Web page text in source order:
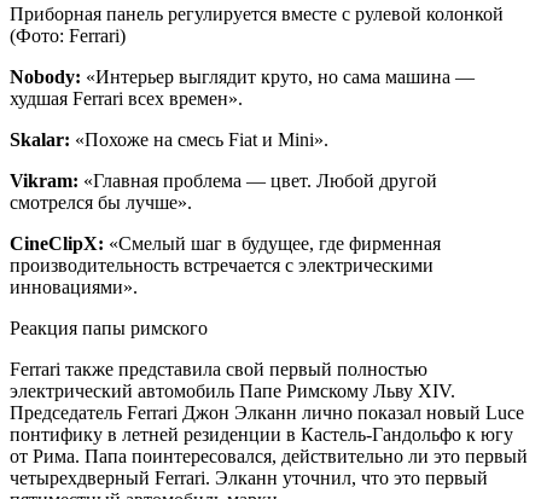
Приборная панель регулируется вместе с рулевой колонкой
(Фото: Ferrari)
Nobody: «Интерьер выглядит круто, но сама машина —
худшая Ferrari всех времен».
Skalar: «Похоже на смесь Fiat и Mini».
Vikram: «Главная проблема — цвет. Любой другой
смотрелся бы лучше».
CineClipX: «Смелый шаг в будущее, где фирменная
производительность встречается с электрическими
инновациями».
Реакция папы римского
Ferrari также представила свой первый полностью
электрический автомобиль Папе Римскому Льву XIV.
Председатель Ferrari Джон Элканн лично показал новый Luce
понтифику в летней резиденции в Кастель-Гандольфо к югу
от Рима. Папа поинтересовался, действительно ли это первый
четырехдверный Ferrari. Элканн уточнил, что это первый